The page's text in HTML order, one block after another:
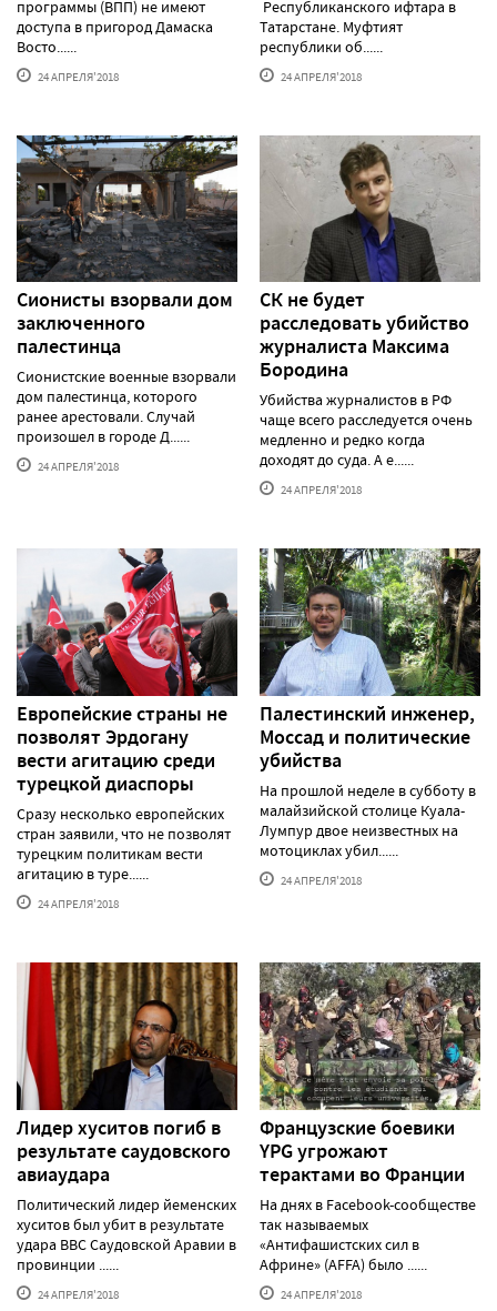
программы (ВПП) не имеют
доступа в пригород Дамаска
Восто......
24 АПРЕЛЯ'2018
Республиканского ифтара в
Татарстане. Муфтият
республики об......
24 АПРЕЛЯ'2018
Сионисты взорвали дом
заключенного
палестинца
Сионистские военные взорвали
дом палестинца, которого
ранее арестовали. Случай
произошел в городе Д......
24 АПРЕЛЯ'2018
СК не будет
расследовать убийство
журналиста Максима
Бородина
Убийства журналистов в РФ
чаще всего расследуется очень
медленно и редко когда
доходят до суда. А е......
24 АПРЕЛЯ'2018
Европейские страны не
позволят Эрдогану
вести агитацию среди
турецкой диаспоры
Сразу несколько европейских
стран заявили, что не позволят
турецким политикам вести
агитацию в туре......
24 АПРЕЛЯ'2018
Палестинский инженер,
Моссад и политические
убийства
На прошлой неделе в субботу в
малайзийской столице Куала-
Лумпур двое неизвестных на
мотоциклах убил......
24 АПРЕЛЯ'2018
Лидер хуситов погиб в
результате саудовского
авиаудара
Политический лидер йеменских
хуситов был убит в результате
удара ВВС Саудовской Аравии в
провинции ......
24 АПРЕЛЯ'2018
Французские боевики
YPG угрожают
терактами во Франции
На днях в Facebook-сообществе
так называемых
«Антифашистских сил в
Африне» (AFFA) было ......
24 АПРЕЛЯ'2018